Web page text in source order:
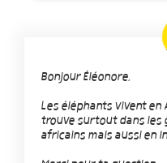
Bonjour Éléonore,
Les éléphants vivent en
trouve surtout dans les
africains mais aussi en